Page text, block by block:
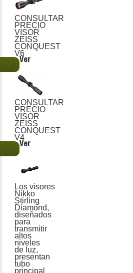
CONSULTAR
PRECIO
VISOR
ZEISS
CONQUEST
V6
Ver
CONSULTAR
PRECIO
VISOR
ZEISS
CONQUEST
V4
Ver
Los visores
Nikko
Stirling
Diamond,
diseñados
para
transmitir
altos
niveles
de luz,
presentan
tubo
principal